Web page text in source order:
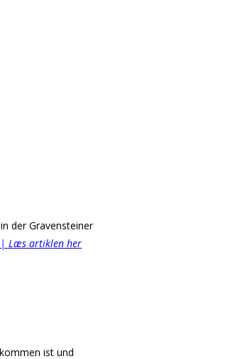
der Gravensteiner
Læs artiklen her
ist und